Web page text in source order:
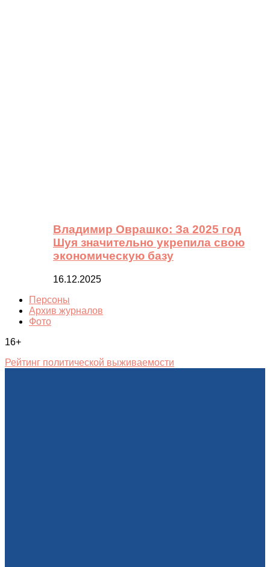
Владимир Оврашко: За 2025 год
Шуя значительно укрепила свою
экономическую базу
16.12.2025
Персоны
Архив журналов
Фото
16+
Рейтинг политической выживаемости